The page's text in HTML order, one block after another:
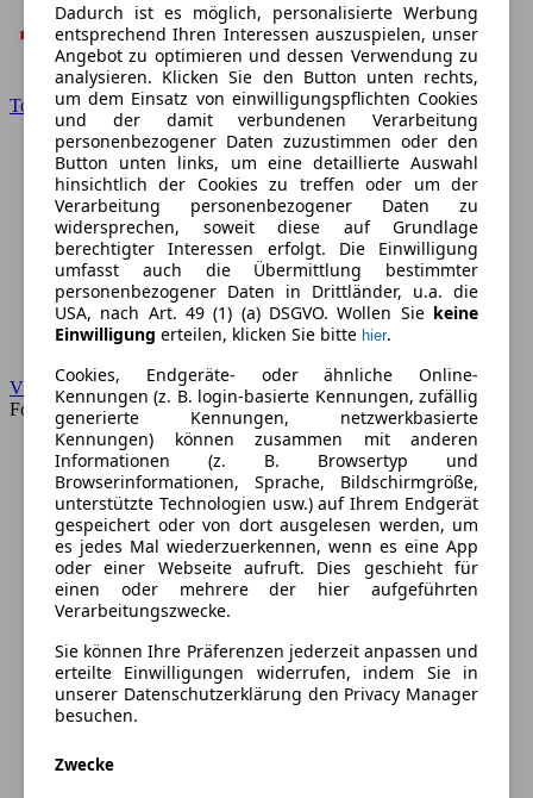
Toyota
VW
Forum
Dadurch ist es möglich, personalisierte Werbung
entsprechend Ihren Interessen auszuspielen, unser
Angebot zu optimieren und dessen Verwendung zu
analysieren. Klicken Sie den Button unten rechts,
um dem Einsatz von einwilligungspflichten Cookies
und der damit verbundenen Verarbeitung
personenbezogener Daten zuzustimmen oder den
Button unten links, um eine detaillierte Auswahl
hinsichtlich der Cookies zu treffen oder um der
Verarbeitung personenbezogener Daten zu
widersprechen, soweit diese auf Grundlage
berechtigter Interessen erfolgt. Die Einwilligung
umfasst auch die Übermittlung bestimmter
personenbezogener Daten in Drittländer, u.a. die
USA, nach Art. 49 (1) (a) DSGVO. Wollen Sie keine
Einwilligung erteilen, klicken Sie bitte hier.
Cookies, Endgeräte- oder ähnliche Online-
Kennungen (z. B. login-basierte Kennungen, zufällig
generierte Kennungen, netzwerkbasierte
Kennungen) können zusammen mit anderen
Informationen (z. B. Browsertyp und
Browserinformationen, Sprache, Bildschirmgröße,
unterstützte Technologien usw.) auf Ihrem Endgerät
gespeichert oder von dort ausgelesen werden, um
es jedes Mal wiederzuerkennen, wenn es eine App
oder einer Webseite aufruft. Dies geschieht für
einen oder mehrere der hier aufgeführten
Verarbeitungszwecke.
Sie können Ihre Präferenzen jederzeit anpassen und
erteilte Einwilligungen widerrufen, indem Sie in
unserer Datenschutzerklärung den Privacy Manager
besuchen.
Zwecke